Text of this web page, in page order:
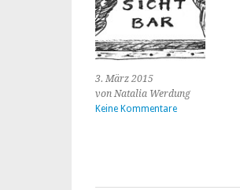
3. März 2015
von Natalia Werdung
Keine Kommentare